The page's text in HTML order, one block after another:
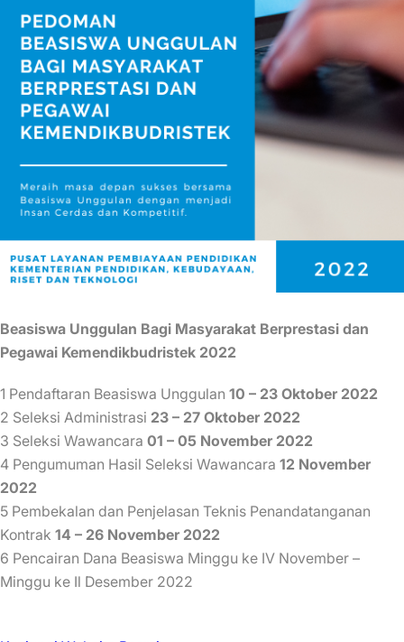
Beasiswa Unggulan Bagi Masyarakat Berprestasi dan
Pegawai Kemendikbudristek 2022
1 Pendaftaran Beasiswa Unggulan 10 – 23 Oktober 2022
2 Seleksi Administrasi 23 – 27 Oktober 2022
3 Seleksi Wawancara 01 – 05 November 2022
4 Pengumuman Hasil Seleksi Wawancara 12 November
2022
5 Pembekalan dan Penjelasan Teknis Penandatanganan
Kontrak 14 – 26 November 2022
6 Pencairan Dana Beasiswa Minggu ke IV November –
Minggu ke Il Desember 2022